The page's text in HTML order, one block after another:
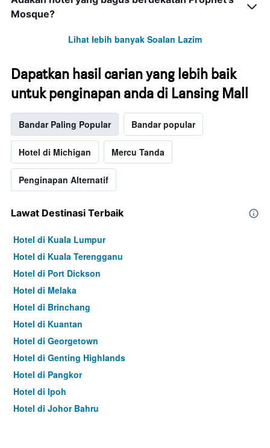
Mosque?
Lihat lebih banyak Soalan Lazim
Dapatkan hasil carian yang lebih baik
untuk penginapan anda di Lansing Mall
Bandar Paling Popular Bandar popular
Hotel di Michigan Mercu Tanda
Penginapan Alternatif
Lawat Destinasi Terbaik
Hotel di Kuala Lumpur
Hotel di Kuala Terengganu
Hotel di Port Dickson
Hotel di Melaka
Hotel di Brinchang
Hotel di Kuantan
Hotel di Georgetown
Hotel di Genting Highlands
Hotel di Pangkor
Hotel di Ipoh
Hotel di Johor Bahru